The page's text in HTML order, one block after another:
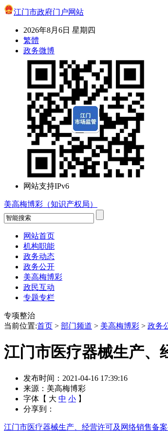
江门市政府门户网站
2026年8月6日 星期四
繁體
政务微博
网站支持IPv6
美高梅博彩（知识产权局）
网站首页
机构职能
政务动态
政务公开
美高梅博彩
政民互动
专题专栏
专项整治
当前位置:首页 > 部门频道 > 美高梅博彩 > 政务
江门市医疗器械生产、
发布时间：2021-04-16 17:39:16
来源：美高梅博彩
字体【 大 中 小 】
分享到：
江门市医疗器械生产、经营许可及网络销售备